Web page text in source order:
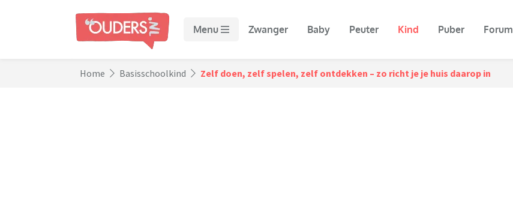
Menu Zwanger Baby Peuter Kind Puber Forum
Home Basisschoolkind Zelf doen, zelf spelen, zelf ontdekken – zo richt je je huis daarop in